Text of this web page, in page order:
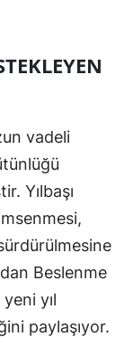
vadeli
Yılbaşı
sürdürülmesine
Beslenme
yıl
paylaşıyor.